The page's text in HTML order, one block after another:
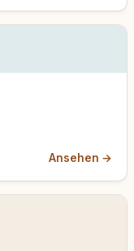
Ansehen →